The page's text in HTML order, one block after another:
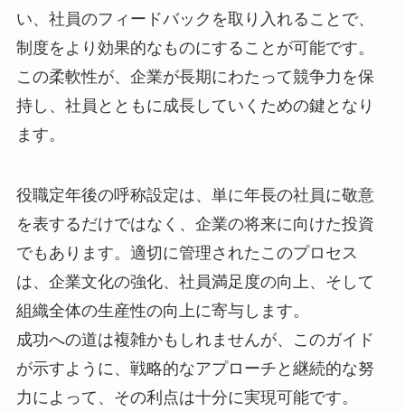
い、社員のフィードバックを取り入れることで、
制度をより効果的なものにすることが可能です。
この柔軟性が、企業が長期にわたって競争力を保
持し、社員とともに成長していくための鍵となり
ます。
役職定年後の呼称設定は、単に年長の社員に敬意
を表するだけではなく、企業の将来に向けた投資
でもあります。適切に管理されたこのプロセス
は、企業文化の強化、社員満足度の向上、そして
組織全体の生産性の向上に寄与します。
成功への道は複雑かもしれませんが、このガイド
が示すように、戦略的なアプローチと継続的な努
力によって、その利点は十分に実現可能です。